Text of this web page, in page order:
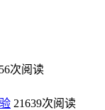
次阅读
21639次阅读